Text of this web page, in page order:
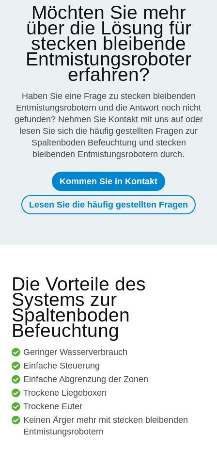
Möchten Sie mehr
über die Lösung für
stecken bleibende
Entmistungsroboter
erfahren?
Haben Sie eine Frage zu stecken bleibenden
Entmistungsrobotern und die Antwort noch nicht
gefunden? Nehmen Sie Kontakt mit uns auf oder
lesen Sie sich die häufig gestellten Fragen zur
Spaltenboden Befeuchtung und stecken
bleibenden Entmistungsrobotern durch.
Kommen Sie in Kontakt
Lesen Sie die häufig gestellten Fragen
Die Vorteile des
Systems zur
Spaltenboden
Befeuchtung
Geringer Wasserverbrauch
Einfache Steuerung
Einfache Abgrenzung der Zonen
Trockene Liegeboxen
Trockene Euter
Keinen Ärger mehr mit stecken bleibenden
Entmistungsrobotern